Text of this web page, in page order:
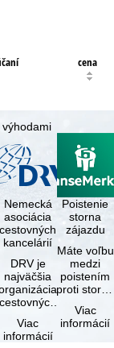
cena
Nemecká
asociácia
cestovných
kancelárií
DRV je
najväčšia
organizácia
cestovných
organizátorov
zájazdov v …
Viac
informácií
Poistenie
storna
zájazdu
Máte voľbu
medzi
poistením
proti stornu
cestovným
Viac
informácií